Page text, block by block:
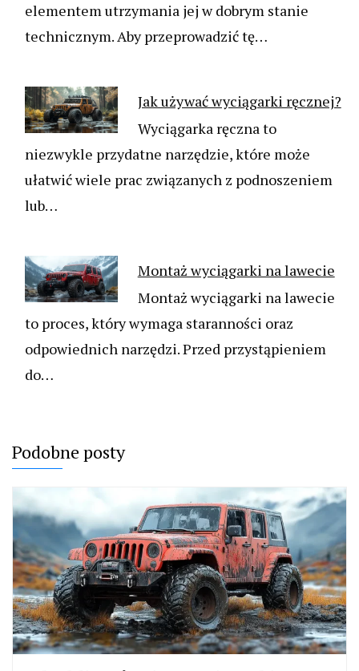
elementem utrzymania jej w dobrym stanie
technicznym. Aby przeprowadzić tę…
Jak używać wyciągarki ręcznej?
Wyciągarka ręczna to
niezwykle przydatne narzędzie, które może
ułatwić wiele prac związanych z podnoszeniem
lub…
Montaż wyciągarki na lawecie
Montaż wyciągarki na lawecie
to proces, który wymaga staranności oraz
odpowiednich narzędzi. Przed przystąpieniem
do…
Podobne posty